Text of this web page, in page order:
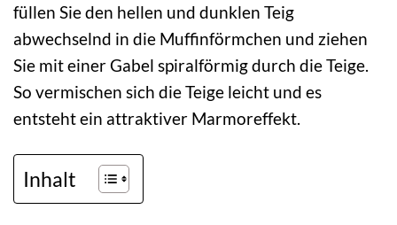
füllen Sie den hellen und dunklen Teig
abwechselnd in die Muffinförmchen und ziehen
Sie mit einer Gabel spiralförmig durch die Teige.
So vermischen sich die Teige leicht und es
entsteht ein attraktiver Marmoreffekt.
Inhalt